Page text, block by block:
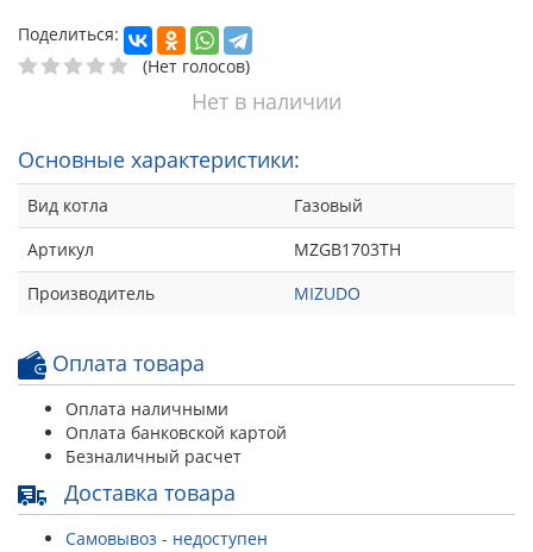
Поделиться:
(Нет голосов)
Нет в наличии
Основные характеристики:
Вид котла
Газовый
Артикул
MZGB1703TH
Производитель
MIZUDO
Оплата товара
Оплата наличными
Оплата банковской картой
Безналичный расчет
Доставка товара
Самовывоз - недоступен